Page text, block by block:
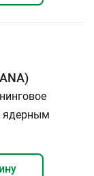
ядерным